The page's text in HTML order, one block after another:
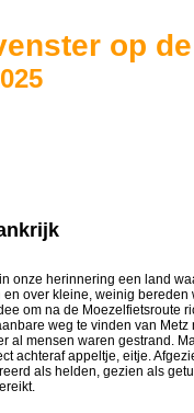
op
onze herinnering een land
en over kleine, weinig
om na de Moezelfietsroute
weg te vinden van
al mensen waren gestrand.
achteraf appeltje, eitje.
als helden, gezien als